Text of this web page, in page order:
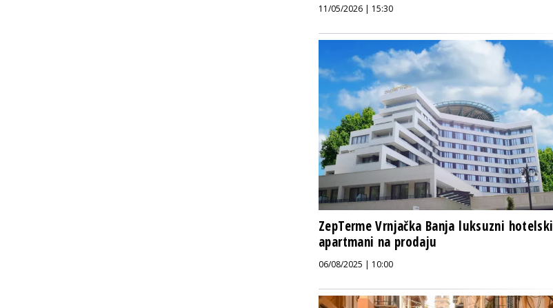
11/05/2026 | 15:30
ZepTerme Vrnjačka Banja luksuzni hotelski
apartmani na prodaju
06/08/2025 | 10:00